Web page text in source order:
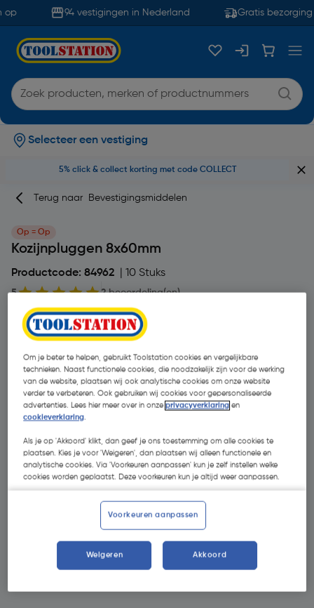
94 vestigingen in Nederland Gratis bezorging
Selecteer een vestiging
5% click & collect korting met code COLLECT
Terug naar Bevestigingsmiddelen
Op = Op
Kozijnpluggen 8x60mm
Productcode: 84962 | 10 Stuks
5 2 beoordeling(en)
- 29 %
Om je beter te helpen, gebruikt Toolstation cookies en vergelijkbare
technieken. Naast functionele cookies, die noodzakelijk zijn voor de werking
van de website, plaatsen wij ook analytische cookies om onze website
verder te verbeteren. Ook gebruiken wij cookies voor gepersonaliseerde
advertenties. Lees hier meer over in onzeprivacyverklaring en
cookieverklaring.
Als je op 'Akkoord' klikt, dan geef je ons toestemming om alle cookies te
plaatsen. Kies je voor 'Weigeren', dan plaatsen wij alleen functionele en
analytische cookies. Via 'Voorkeuren aanpassen' kun je zelf instellen welke
cookies worden geplaatst. Deze voorkeuren kun je altijd weer aanpassen.
Voorkeuren aanpassen
Weigeren Akkoord